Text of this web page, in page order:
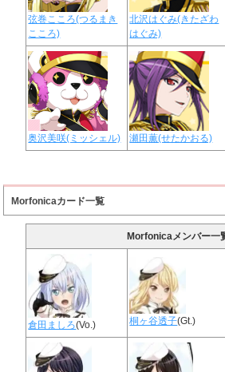
弦巻こころ(つるまき
こころ)
北沢はぐみ(きたざわ
はぐみ)
奥沢美咲(ミッシェル) 瀬田薫(せたかおる)
Morfonicaカード一覧
Morfonicaメンバー一
倉田ましろ(Vo.) 桐ヶ谷透子(Gt.)